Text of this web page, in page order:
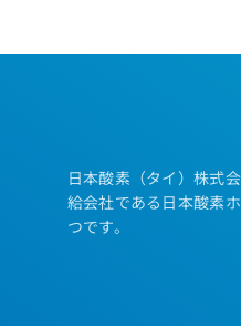
日本酸素（タイ）株式
給会社である日本酸素
つです。